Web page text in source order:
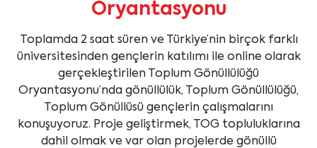
Oryantasyonu
Toplamda 2 saat süren ve Türkiye’nin birçok farklı
üniversitesinden gençlerin katılımı ile online olarak
gerçekleştirilen Toplum Gönüllülüğü
Oryantasyonu’nda gönüllülük, Toplum Gönüllülüğü,
Toplum Gönüllüsü gençlerin çalışmalarını
konuşuyoruz. Proje geliştirmek, TOG topluluklarına
dahil olmak ve var olan projelerde gönüllü